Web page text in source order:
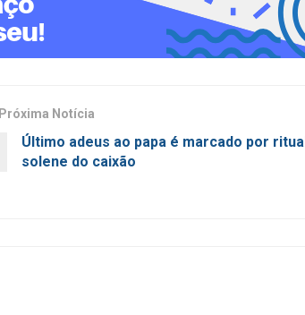
Próxima Notícia
Último adeus ao papa é marcado por ritual
solene do caixão